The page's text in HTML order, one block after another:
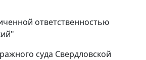
ответственностью
суда Свердловской